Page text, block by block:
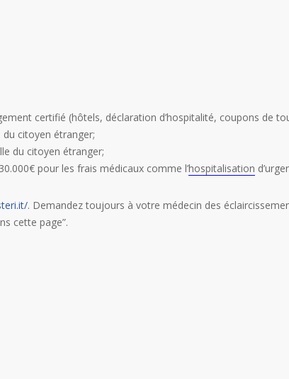
certifié (hôtels, déclaration d’hospitalité, coupons de
citoyen étranger;
du citoyen étranger;
pour les frais médicaux comme l’hospitalisation
. Demandez toujours à votre médecin des
cette page”.